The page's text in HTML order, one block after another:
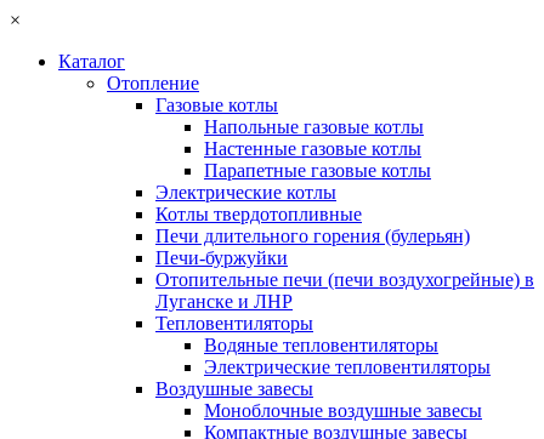
×
Каталог
Отопление
Газовые котлы
Напольные газовые котлы
Настенные газовые котлы
Парапетные газовые котлы
Электрические котлы
Котлы твердотопливные
Печи длительного горения (булерьян)
Печи-буржуйки
Отопительные печи (печи воздухогрейные) в
Луганске и ЛНР
Тепловентиляторы
Водяные тепловентиляторы
Электрические тепловентиляторы
Воздушные завесы
Моноблочные воздушные завесы
Компактные воздушные завесы